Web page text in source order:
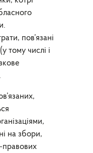
пов’язані
тому числі і
на збори,
правових